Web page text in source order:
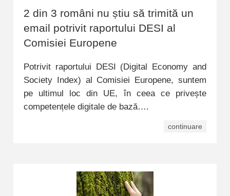
2 din 3 români nu știu să trimită un
email potrivit raportului DESI al
Comisiei Europene
Potrivit raportului DESI (Digital Economy and
Society Index) al Comisiei Europene, suntem
pe ultimul loc din UE, în ceea ce privește
competențele digitale de bază….
continuare